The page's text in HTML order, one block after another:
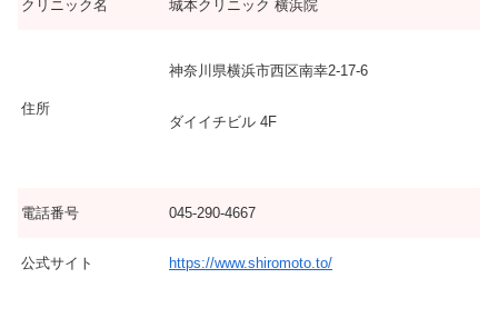
クリニック名 城本クリニック 横浜院
住所
神奈川県横浜市西区南幸2-17-6
ダイイチビル 4F
電話番号 045-290-4667
公式サイト https://www.shiromoto.to/